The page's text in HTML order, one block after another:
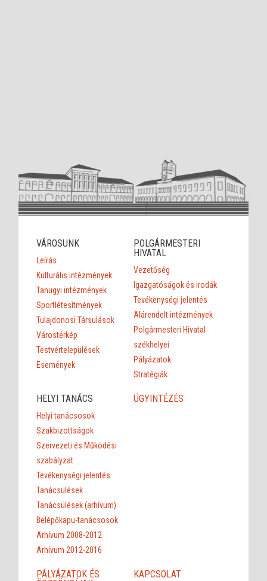
VÁROSUNK
Leírás
Kulturális intézmények
Tanügyi intézmények
Sportlétesítmények
Tulajdonosi Társulások
Várostérkép
Testvértelepülések
Események
POLGÁRMESTERI
HIVATAL
Vezetőség
Igazgatóságok és irodák
Tevékenységi jelentés
Alárendelt intézmények
Polgármesteri Hivatal
székhelyei
Pályázatok
Stratégiák
HELYI TANÁCS
Helyi tanácsosok
Szakbizottságok
Szervezeti és Működési
szabályzat
Tevékenységi jelentés
Tanácsülések
Tanácsülések (arhívum)
Belépőkapu-tanácsosok
Arhívum 2008-2012
Arhívum 2012-2016
ÜGYINTÉZÉS
PÁLYÁZATOK ÉS
KAPCSOLAT